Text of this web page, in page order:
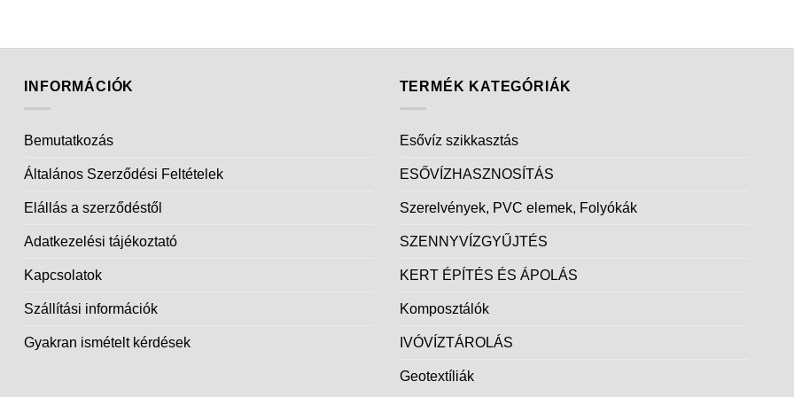
INFORMÁCIÓK
Bemutatkozás
Általános Szerződési Feltételek
Elállás a szerződéstől
Adatkezelési tájékoztató
Kapcsolatok
Szállítási információk
Gyakran ismételt kérdések
TERMÉK KATEGÓRIÁK
Esővíz szikkasztás
ESŐVÍZHASZNOSÍTÁS
Szerelvények, PVC elemek, Folyókák
SZENNYVÍZGYŰJTÉS
KERT ÉPÍTÉS ÉS ÁPOLÁS
Komposztálók
IVÓVÍZTÁROLÁS
Geotextíliák